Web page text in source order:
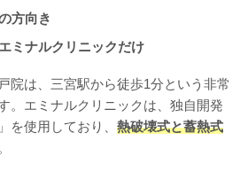
方向き
ミナルクリニックだけ
院は、三宮駅から徒歩1分という非常
。エミナルクリニックは、独自開発
を使用しており、 熱破壊式と蓄熱式